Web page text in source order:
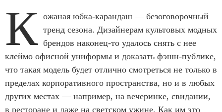
К ожаная юбка-карандаш — безоговорочный
тренд сезона. Дизайнерам культовых модных
брендов наконец-то удалось снять с нее
клеймо офисной униформы и доказать фэшн-публике,
что такая модель будет отлично смотреться не только в
пределах корпоративного пространства, но и в любых
других местах — например, на вечеринке, свидании,
в ресторане и даже на светском ужине. Как им это